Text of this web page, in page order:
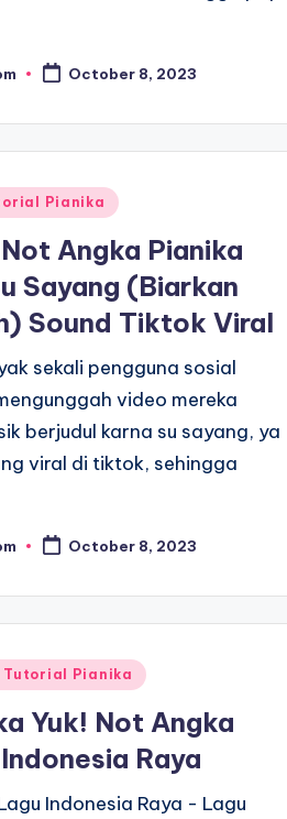
October 8, 2023
Pianika
Angka Pianika
Sayang (Biarkan
Sound Tiktok Viral
sekali pengguna sosial
video mereka
berjudul karna su sayang, ya
viral di tiktok, sehingga
October 8, 2023
Tutorial Pianika
Yuk! Not Angka
Raya
Indonesia Raya - Lagu